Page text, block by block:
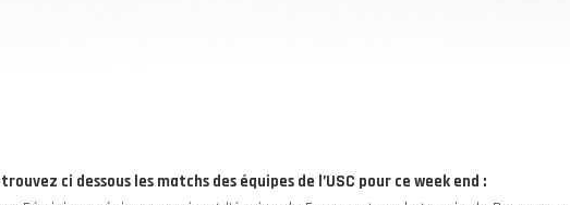
ci dessous les matchs des équipes de l’USC pour ce week end :